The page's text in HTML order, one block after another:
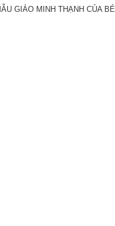
GIÁO MINH THẠNH CỦA BÉ